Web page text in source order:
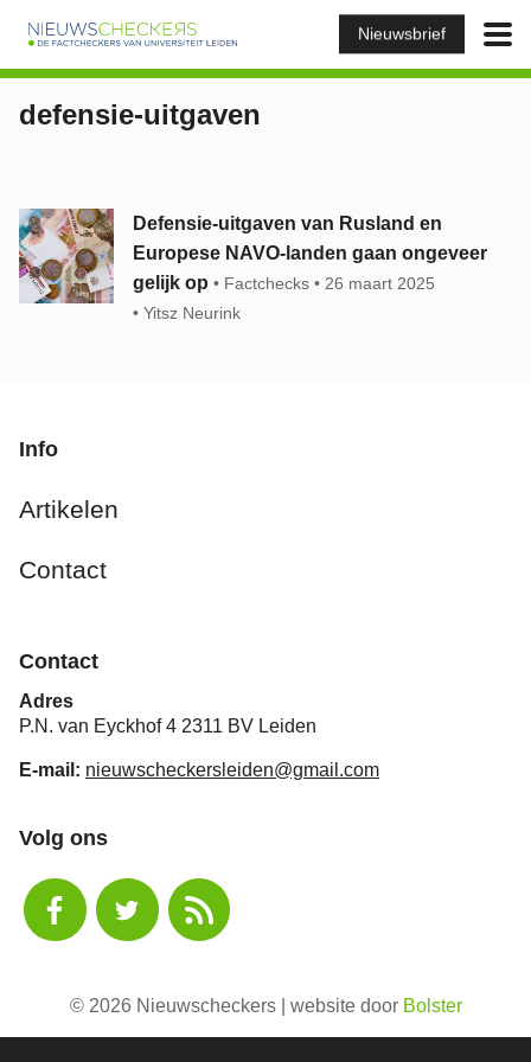
Nieuwsbrief
defensie-uitgaven
Defensie-uitgaven van Rusland en
Europese NAVO-landen gaan ongeveer
gelijk op
Factchecks
26 maart 2025
Yitsz Neurink
Info
Artikelen
Contact
Contact
Adres
P.N. van Eyckhof 4 2311 BV Leiden
E-mail: nieuwscheckersleiden@gmail.com
Volg ons
© 2026 Nieuwscheckers | website door Bolster